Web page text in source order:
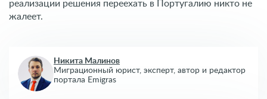
реализации решения переехать в Португалию никто не
жалеет.
Никита Малинов
Миграционный юрист, эксперт, автор и редактор
портала Emigras